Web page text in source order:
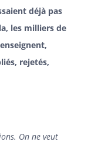
déjà pas
les milliers de
rejetés,
On ne veut